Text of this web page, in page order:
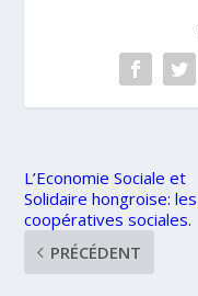
L’Economie Sociale et
Solidaire hongroise: les
coopératives sociales.
PRÉCÉDENT